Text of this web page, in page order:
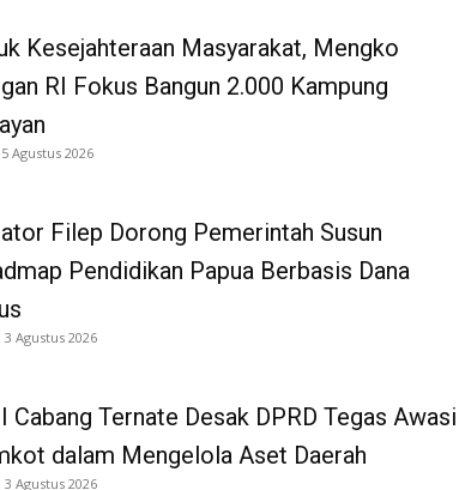
Kesejahteraan Masyarakat, Mengko
RI Fokus Bangun 2.000 Kampung
Agustus 2026
Filep Dorong Pemerintah Susun
Pendidikan Papua Berbasis Dana
3 Agustus 2026
Cabang Ternate Desak DPRD Tegas Awasi
dalam Mengelola Aset Daerah
3 Agustus 2026